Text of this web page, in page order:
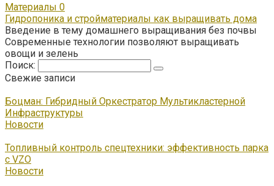
Материалы 0
Гидропоника и стройматериалы как выращивать дома
Введение в тему домашнего выращивания без почвы
Современные технологии позволяют выращивать
овощи и зелень
Поиск:
Свежие записи
Боцман: Гибридный Оркестратор Мультикластерной
Инфраструктуры
Новости
Топливный контроль спецтехники: эффективность парка
с VZO
Новости